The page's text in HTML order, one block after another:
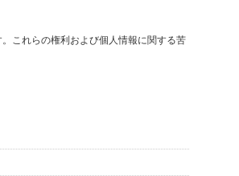
これらの権利および個人情報に関する苦